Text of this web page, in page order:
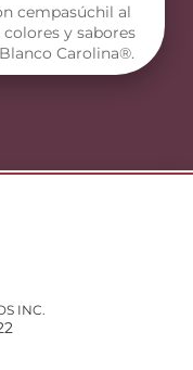
cempasúchil al
y sabores
Carolina®.
INC.